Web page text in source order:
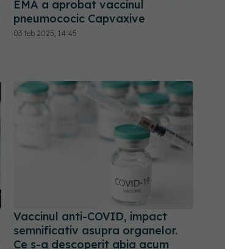
EMA a aprobat vaccinul
pneumococic Capvaxive
03 feb 2025, 14:45
Vaccinul anti-COVID, impact
semnificativ asupra organelor.
Ce s-a descoperit abia acum